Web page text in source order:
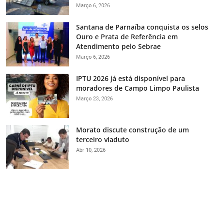
Março 6, 2026
Santana de Parnaíba conquista os selos
Ouro e Prata de Referência em
Atendimento pelo Sebrae
Março 6, 2026
IPTU 2026 já está disponível para
moradores de Campo Limpo Paulista
Março 23, 2026
Morato discute construção de um
terceiro viaduto
Abr 10, 2026